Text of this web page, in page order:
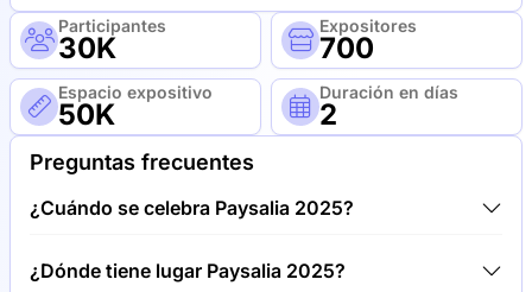
Participantes
30K
Expositores
700
Espacio expositivo
50K
Duración en días
2
Preguntas frecuentes
¿Cuándo se celebra Paysalia 2025?
04/12/25.
¿Dónde tiene lugar Paysalia 2025?